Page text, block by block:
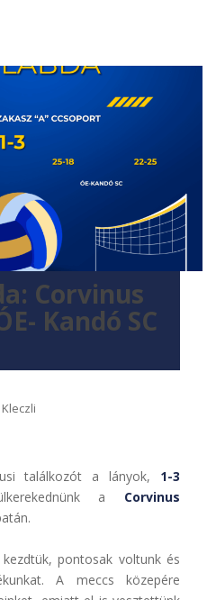
Corvinus
Kandó SC
találkozót a lányok, 1-3
a Corvinus
pontosak voltunk és
A meccs közepére